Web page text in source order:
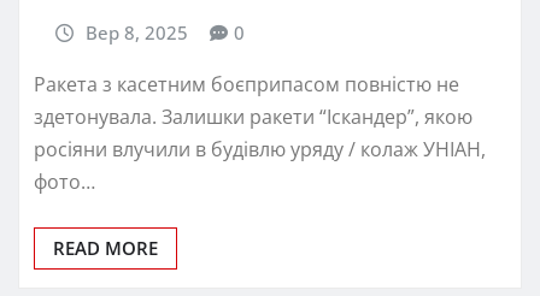
Вер 8, 2025 0
Ракета з касетним боєприпасом повністю не
здетонувала. Залишки ракети “Іскандер”, якою
росіяни влучили в будівлю уряду / колаж УНІАН,
фото…
READ MORE